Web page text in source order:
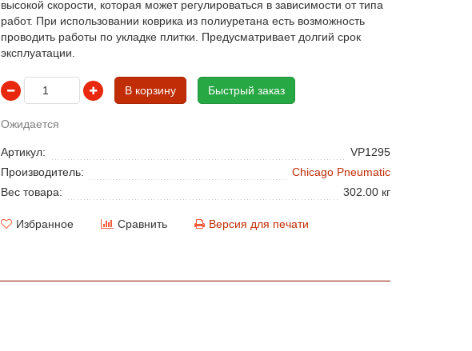
высокой скорости, которая может регулироваться в зависимости от типа
работ. При использовании коврика из полиуретана есть возможность
проводить работы по укладке плитки. Предусматривает долгий срок
эксплуатации.
В корзину Быстрый заказ
Ожидается
Артикул:
VP1295
Производитель:
Chicago Pneumatic
Вес товара:
302.00 кг
Избранное Сравнить Версия для печати